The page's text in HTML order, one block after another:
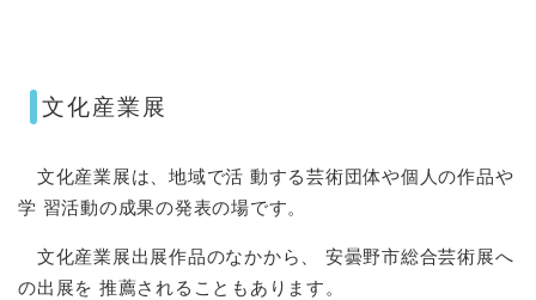
文化産業展
文化産業展は、地域で活 動する芸術団体や個人の作品や
学 習活動の成果の発表の場です。
文化産業展出展作品のなかから、 安曇野市総合芸術展へ
の出展を 推薦されることもあります。